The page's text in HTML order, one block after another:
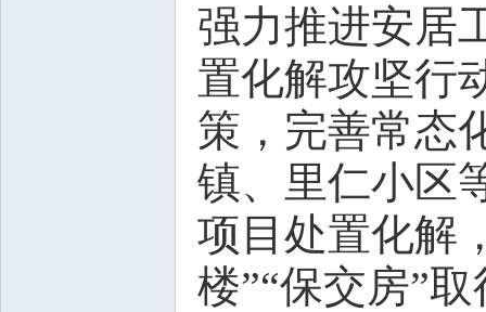
强力推进安居
置化解攻坚行
策，完善常态
镇、里仁小区
项目处置化解
楼”“保交房”